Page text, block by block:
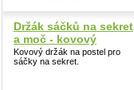
Držák sáčků na sekret
a moč - kovový
Kovový držák na postel pro
sáčky na sekret.